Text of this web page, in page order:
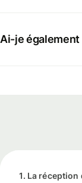
Ai-je également
1. La